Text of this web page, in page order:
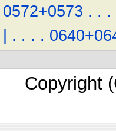
0572+0573 . . .
| . . . .
Copyright